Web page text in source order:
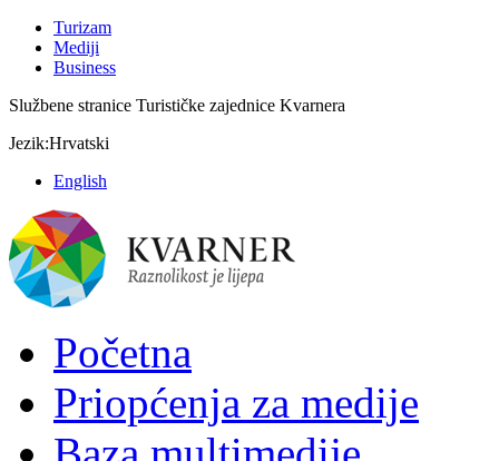
Turizam
Mediji
Business
Službene stranice Turističke zajednice Kvarnera
Jezik:Hrvatski
English
Početna
Priopćenja za medije